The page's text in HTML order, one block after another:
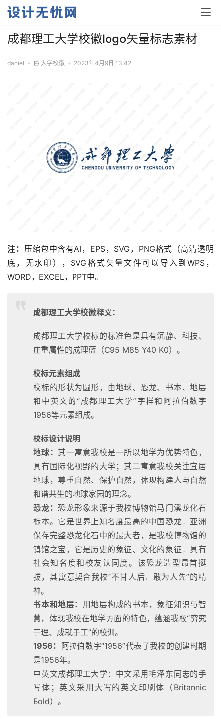
成都理工大学校徽logo矢量标志素材
daniel • 大学校徽 • 2023年4月9日 13:42
注： 压缩包中含有AI，EPS，SVG，PNG格式（高清透明
底，无水印），SVG格式矢量文件可以导入到WPS，
WORD，EXCEL，PPT中。
成都理工大学校徽释义：
成都理工大学校标的标准色是具有沉静、科技、
庄重属性的成理蓝（C95 M85 Y40 K0）。
校标元素组成
校标的形状为圆形，由地球、恐龙、书本、地层
和中英文的“成都理工大学”字样和阿拉伯数字
1956等元素组成。
校标设计说明
地球： 其一寓意我校是一所以地学为优势特色，
具有国际化视野的大学；其二寓意我校关注宜居
地球，尊重自然、保护自然，体现构建人与自然
和谐共生的地球家园的理念。
恐龙：恐龙形象来源于我校博物馆马门溪龙化石
标本。它是世界上知名度最高的中国恐龙，亚洲
保存完整恐龙化石中的最大者，是我校博物馆的
镇馆之宝，它是历史的象征、文化的象征，具有
社会知名度和校友认同度。该恐龙造型昂首挺
拔，其寓意契合我校“不甘人后、敢为人先”的精
神。
书本和地层： 用地层构成的书本，象征知识与智
慧，体现我校在地学方面的特色，蕴涵我校“穷究
于理、成就于工”的校训。
1956： 阿拉伯数字“1956”代表了我校的创建时期
是1956年。
中英文成都理工大学：中文采用毛泽东同志的手
写体；英文采用大写的英文印刷体（Britannic
Bold）。